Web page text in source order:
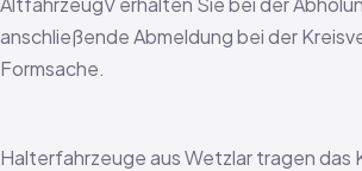
anschließende Abmeldung bei der
Formsache.
Halterfahrzeuge aus Wetzlar tragen das